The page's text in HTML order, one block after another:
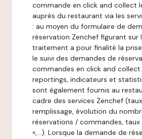
commande en click and collect
auprès du restaurant via les
: au moyen du formulaire de
réservation Zenchef figurant sur
traitement a pour finalité la
le suivi des demandes de
commandes en click and
reportings, indicateurs et
sont également fournis au
cadre des services Zenchef
remplissage, évolution du
réservations / commandes,
»,…). Lorsque la demande de